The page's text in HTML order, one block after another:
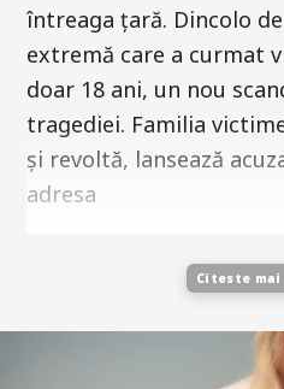
întreaga țară. Dincolo
extremă care a curmat
doar 18 ani, un nou
tragediei. Familia
și revoltă, lansează
adresa
Citeste